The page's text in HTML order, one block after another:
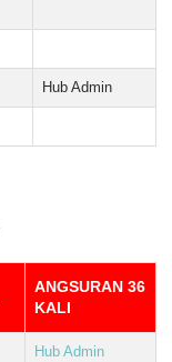
Hub Admin
ANGSURAN 36
KALI
Hub Admin